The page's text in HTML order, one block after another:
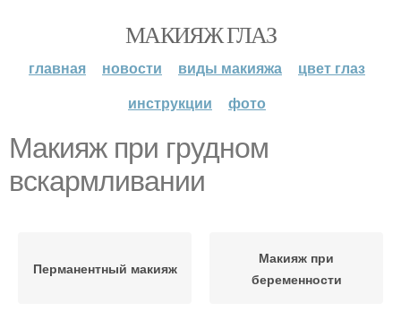
МАКИЯЖ ГЛАЗ
главная новости виды макияжа
цвет глаз
инструкции
фото
Макияж при грудном
вскармливании
Перманентный макияж
Макияж при
беременности